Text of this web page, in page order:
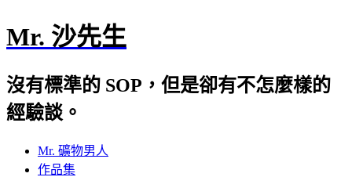
Mr. 沙先生
沒有標準的 SOP，但是卻有不怎麼樣的
經驗談。
Mr. 礦物男人
作品集